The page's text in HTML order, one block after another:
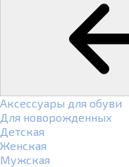
Аксессуары для обуви
Для новорожденных
Детская
Женская
Мужская